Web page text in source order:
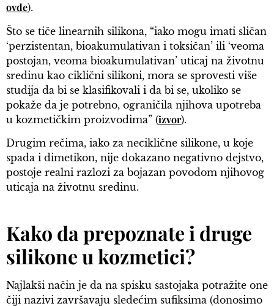
ovde).
Što se tiče linearnih silikona, “iako mogu imati sličan
‘perzistentan, bioakumulativan i toksičan’ ili ‘veoma
postojan, veoma bioakumulativan’ uticaj na životnu
sredinu kao ciklični silikoni, mora se sprovesti više
studija da bi se klasifikovali i da bi se, ukoliko se
pokaže da je potrebno, ograničila njihova upotreba
u kozmetičkim proizvodima” (izvor).
Drugim rečima, iako za neciklične silikone, u koje
spada i dimetikon, nije dokazano negativno dejstvo,
postoje realni razlozi za bojazan povodom njihovog
uticaja na životnu sredinu.
Kako da prepoznate i druge
silikone u kozmetici?
Najlakši način je da na spisku sastojaka potražite one
čiji nazivi završavaju sledećim sufiksima (donosimo